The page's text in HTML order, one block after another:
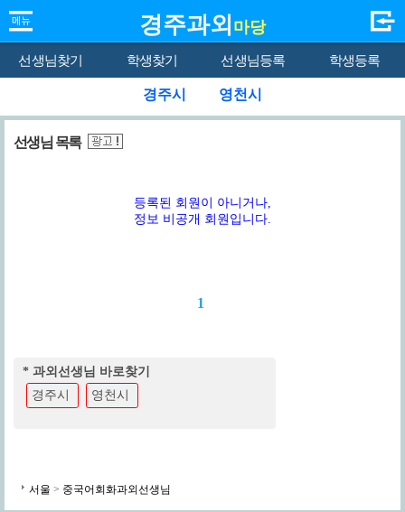
경주과외 마당
선생님찾기 학생찾기 선생님등록 학생등록
경주시 영천시
선생님 목록
등록된 회원이 아니거나,
정보 비공개 회원입니다.
1
* 과외선생님 바로찾기
경주시
영천시
서울 > 중국어회화과외선생님